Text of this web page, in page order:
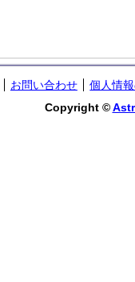
お問い合わせ
個人情
Copyright ©